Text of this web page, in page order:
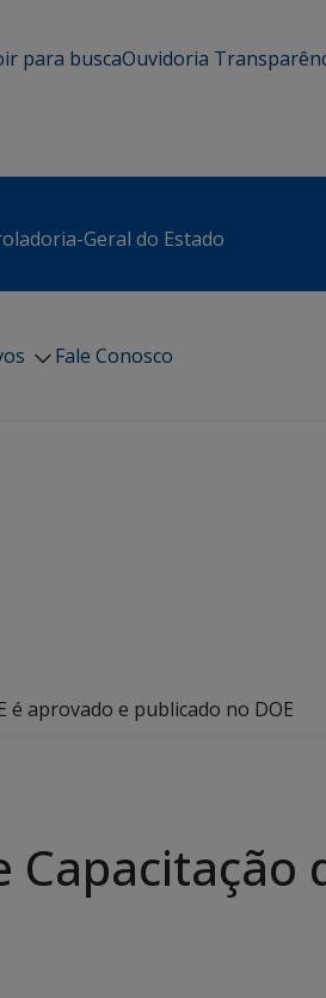
ir para buscaOuvidoria
Geral do Estado
Fale Conosco
é aprovado e publicado no DOE
Capacitação